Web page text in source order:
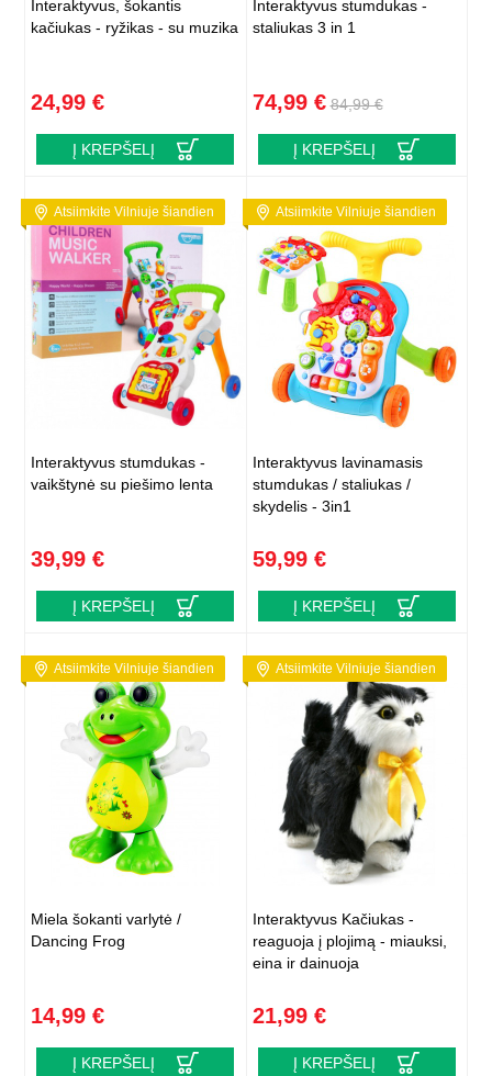
Interaktyvus, šokantis
kačiukas - ryžikas - su muzika
24,99 €
Į KREPŠELĮ
Interaktyvus stumdukas -
staliukas 3 in 1
74,99 € 84,99 €
Į KREPŠELĮ
Atsiimkite Vilniuje šiandien
Interaktyvus stumdukas -
vaikštynė su piešimo lenta
39,99 €
Į KREPŠELĮ
Atsiimkite Vilniuje šiandien
Interaktyvus lavinamasis
stumdukas / staliukas /
skydelis - 3in1
59,99 €
Į KREPŠELĮ
Atsiimkite Vilniuje šiandien
Miela šokanti varlytė /
Dancing Frog
14,99 €
Į KREPŠELĮ
Atsiimkite Vilniuje šiandien
Interaktyvus Kačiukas -
reaguoja į plojimą - miauksi,
eina ir dainuoja
21,99 €
Į KREPŠELĮ